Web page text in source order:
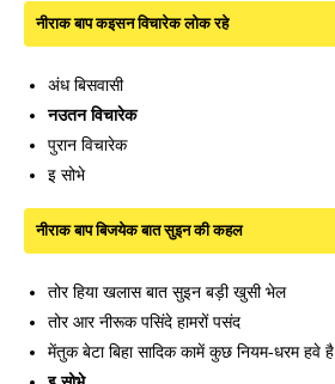
नीराक बाप कइसन विचारेक लोक रहे
अंध बिसवासी
नउतन विचारेक
पुरान विचारेक
इ सोभे
नीराक बाप बिजयेक बात सुइन की कहल
तोर हिया खलास बात सुइन बड़ी खुसी भेल
तोर आर नीरूक पसिंदे हामरों पसंद
मेंतुक बेटा बिहा सादिक कामें कुछ नियम-धरम हवे है